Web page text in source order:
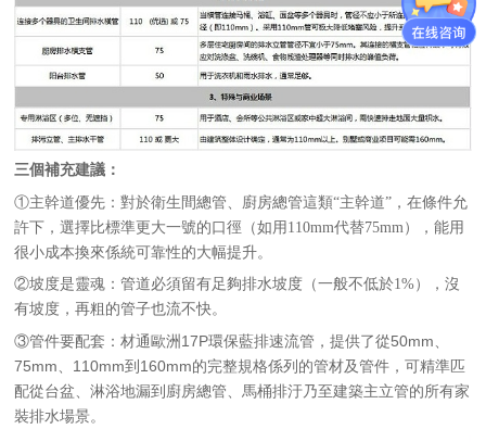
三個補充建議：
①主幹道優先：對於衛生間總管、廚房總管這類“主幹道”，在條件允
許下，選擇比標準更大一號的口徑（如用110mm代替75mm），能用
很小成本換來係統可靠性的大幅提升。
②坡度是靈魂：管道必須留有足夠排水坡度（一般不低於1%），沒
有坡度，再粗的管子也流不快。
③管件要配套：材通歐洲17P環保藍排速流管，提供了從50mm、
75mm、110mm到160mm的完整規格係列的管材及管件，可精準匹
配從台盆、淋浴地漏到廚房總管、馬桶排汙乃至建築主立管的所有家
裝排水場景。